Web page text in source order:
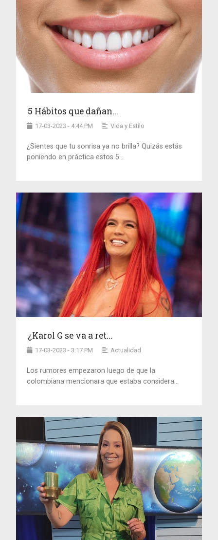
5 Hábitos que dañan...
17-03-2023 - 4:44 PM Vida y Estilo
¿Sientes que tu sonrisa ya no brilla? Quizás estás
poniendo en práctica estos 5...
¿Karol G se va a ret...
17-03-2023 - 3:17 PM Actualidad
Los rumores empezaron luego de que la
colombiana mencionara que estaba considera...